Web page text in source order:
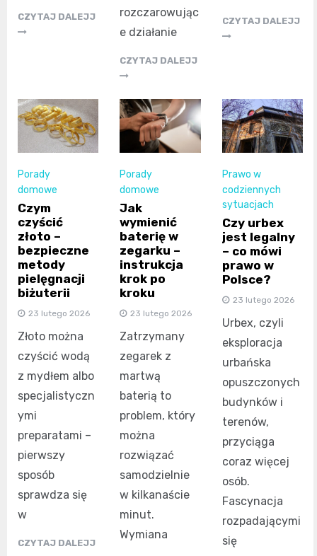
CZYTAJ DALEJJ
rozczarowując
e działanie
CZYTAJ DALEJJ
CZYTAJ DALEJJ
Porady
domowe
Czym
czyścić
złoto –
bezpieczne
metody
pielęgnacji
biżuterii
23 lutego 2026
Złoto można
czyścić wodą
z mydłem albo
specjalistyczn
ymi
preparatami –
pierwszy
sposób
sprawdza się
w
CZYTAJ DALEJJ
Porady
domowe
Jak
wymienić
baterię w
zegarku –
instrukcja
krok po
kroku
23 lutego 2026
Zatrzymany
zegarek z
martwą
baterią to
problem, który
można
rozwiązać
samodzielnie
w kilkanaście
minut.
Wymiana
Prawo w
codziennych
sytuacjach
Czy urbex
jest legalny
– co mówi
prawo w
Polsce?
23 lutego 2026
Urbex, czyli
eksploracja
urbańska
opuszczonych
budynków i
terenów,
przyciąga
coraz więcej
osób.
Fascynacja
rozpadającymi
się